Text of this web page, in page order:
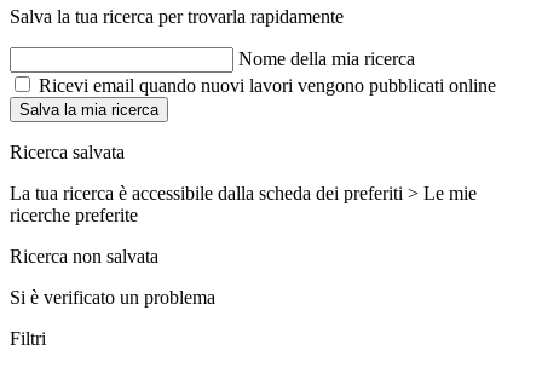
Salva la tua ricerca per trovarla rapidamente
Nome della mia ricerca
Ricevi email quando nuovi lavori vengono pubblicati online
Salva la mia ricerca
Ricerca salvata
La tua ricerca è accessibile dalla scheda dei preferiti > Le mie
ricerche preferite
Ricerca non salvata
Si è verificato un problema
Filtri